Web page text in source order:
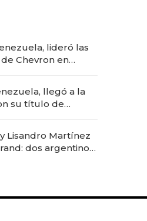
lideró las
Chevron en
llegó a la
su título de
premium"
Lisandro Martínez
dos argentinos